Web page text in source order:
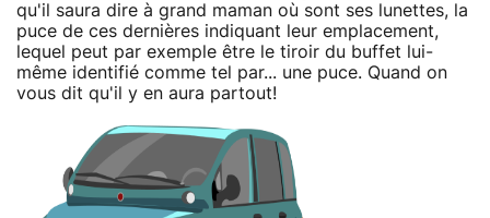
qu'il saura dire à grand maman où sont ses lunettes, la
puce de ces dernières indiquant leur emplacement,
lequel peut par exemple être le tiroir du buffet lui-
même identifié comme tel par... une puce. Quand on
vous dit qu'il y en aura partout!